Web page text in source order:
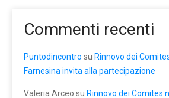
Commenti recenti
Puntodincontro su Rinnovo dei
Farnesina invita alla partecipazione
Valeria Arceo su Rinnovo dei Comites